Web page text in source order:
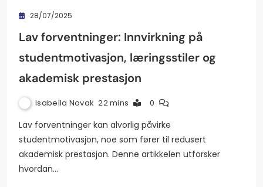
28/07/2025
Lav forventninger: Innvirkning på
studentmotivasjon, læringsstiler og
akademisk prestasjon
Isabella Novak 22 mins 0
Lav forventninger kan alvorlig påvirke
studentmotivasjon, noe som fører til redusert
akademisk prestasjon. Denne artikkelen utforsker
hvordan…